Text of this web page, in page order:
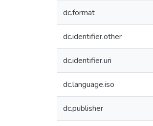
dc.format
dc.identifier.other
dc.identifier.uri
dc.language.iso
dc.publisher